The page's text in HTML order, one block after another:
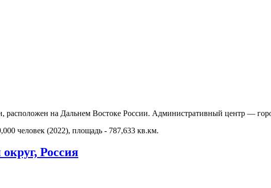
расположен на Дальнем Востоке России. Административный центр —
человек (2022), площадь - 787,633 кв.км.
Россия